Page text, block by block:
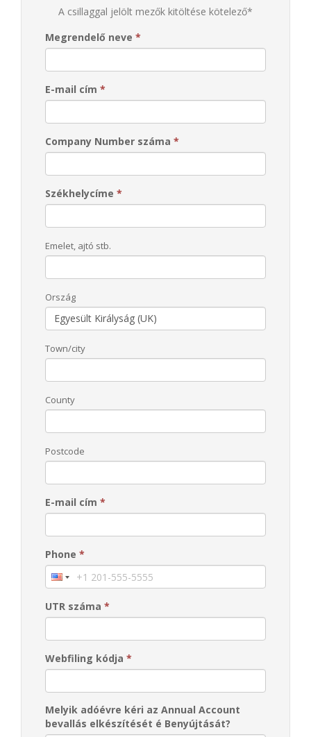
A csillaggal jelölt mezők kitöltése kötelező*
Megrendelő neve *
E-mail cím *
Company Number száma *
Székhelycíme *
Emelet, ajtó stb.
Ország
Town/city
County
Postcode
E-mail cím *
Phone *
UTR száma *
Webfiling kódja *
Melyik adóévre kéri az Annual Account
bevallás elkészítését é Benyújtását?